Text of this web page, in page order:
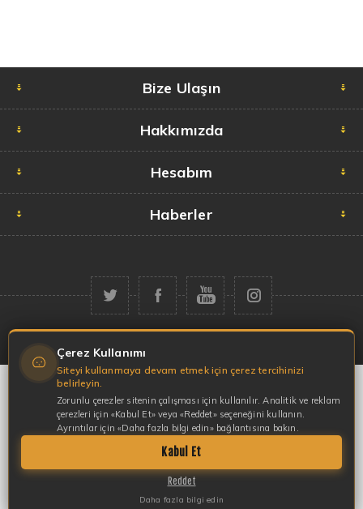
Bize Ulaşın
Hakkımızda
Hesabım
Haberler
Telif hakkı © 2026 Garaj Market. Tüm hakları saklıdır.
Çerez Kullanımı
Siteyi kullanmaya devam etmek için çerez tercihinizi
belirleyin.
Zorunlu çerezler sitenin çalışması için kullanılır. Analitik ve reklam
çerezleri için «Kabul Et» veya «Reddet» seçeneğini kullanın.
Ayrıntılar için «Daha fazla bilgi edin» bağlantısına bakın.
Kabul Et
Reddet
Daha fazla bilgi edin